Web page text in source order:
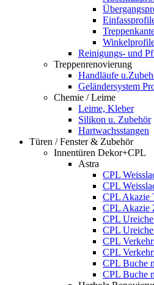
Reinigungs- und
Treppenrenovierung
Handläufe
Geländersystem
Chemie / Leime
Leime, Kleber
Silikon u. Zubehör
Hartwachsstangen
Türen / Fenster & Zubehör
Innentüren Dekor+CPL
Astra
CPL
CPL
CPL Akazie
CPL Akazie
CPL
CPL
CPL
CPL
CPL Buche
CPL Buche